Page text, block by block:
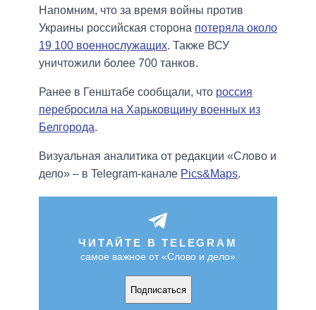
Напомним, что за время войны против
Украины российская сторона потеряла около
19 100 военнослужащих. Также ВСУ
уничтожили более 700 танков.
Ранее в Генштабе сообщали, что россия
перебросила на Харьковщину военных из
Белгорода.
Визуальная аналитика от редакции «Слово и
дело» – в Telegram-канале Pics&Maps.
ЧИТАЙТЕ В TELEGRAM
самое важное от «Слово и дело»
Подписаться